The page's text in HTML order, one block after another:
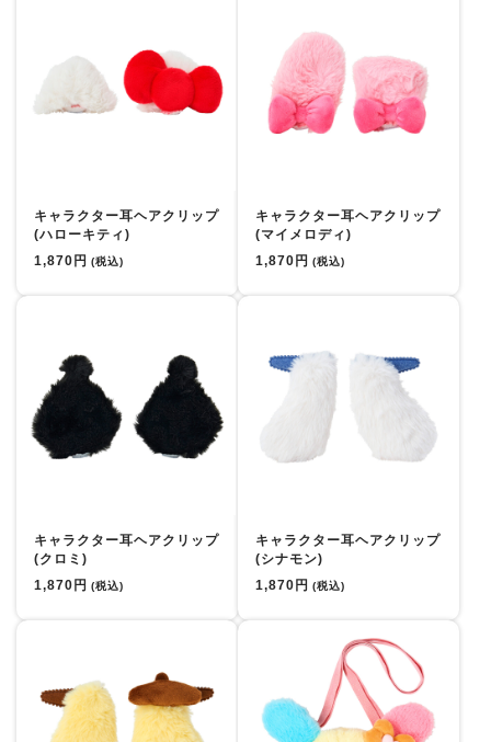
キャラクター耳ヘアクリップ
(ハローキティ)
1,870円 (税込)
キャラクター耳ヘアクリップ
(マイメロディ)
1,870円 (税込)
キャラクター耳ヘアクリップ
(クロミ)
1,870円 (税込)
キャラクター耳ヘアクリップ
(シナモン)
1,870円 (税込)